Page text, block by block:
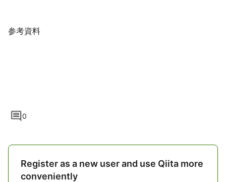
参考資料
comment0
Register as a new user and use Qiita more
conveniently